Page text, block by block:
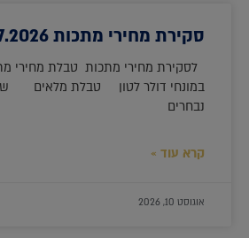
סקירת מחירי מתכות 16.7.2026
לסקירת מחירי מתכות טבלת מחירי
במונחי דולר לטון טבלת מלאים
נבחרים
קרא עוד »
אוגוסט 10, 2026